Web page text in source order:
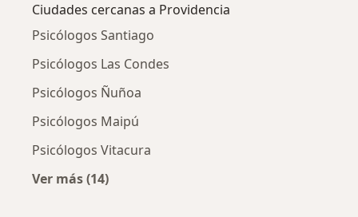
Ciudades cercanas a Providencia
Psicólogos Santiago
Psicólogos Las Condes
Psicólogos Ñuñoa
Psicólogos Maipú
Psicólogos Vitacura
Ver más (14)